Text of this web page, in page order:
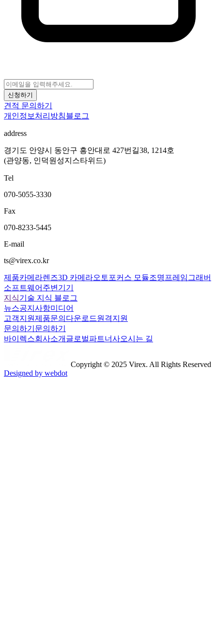
신청하기
견적 문의하기
개인정보처리방침블로그
address
경기도 안양시 동안구 흥안대로 427번길38, 1214호
(관양동, 인덕원성지스타위드)
Tel
070-5055-3330
Fax
070-8233-5445
E-mail
ts@virex.co.kr
제품카메라렌즈3D 카메라오토포커스 모듈조명 프레임그래버
소프트웨어 주변기기
지식기술 지식 블로그
뉴스공지사항미디어
고객지원제품문의 다운로드원격지원
문의하기 문의하기
바이렉스회사소개 글로벌파트너사오시는 길
Copyright © 2025 Virex. All Rights Reserved
Designed by webdot